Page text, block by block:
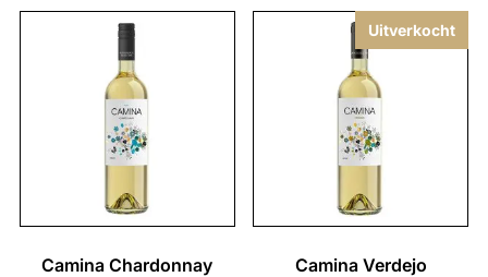
Camina Chardonnay
Uitverkocht
Camina Verdejo